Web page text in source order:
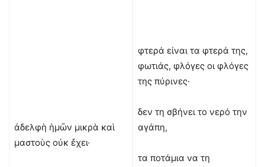
ἀδελφὴ ἡμῶν μικρὰ καὶ
μαστοὺς οὐκ ἔχει·
φτερά είναι τα φτερά της,
φωτιάς, φλόγες οι φλόγες
της πύρινες·
δεν τη σβήνει το νερό την
αγάπη,
τα ποτάμια να τη